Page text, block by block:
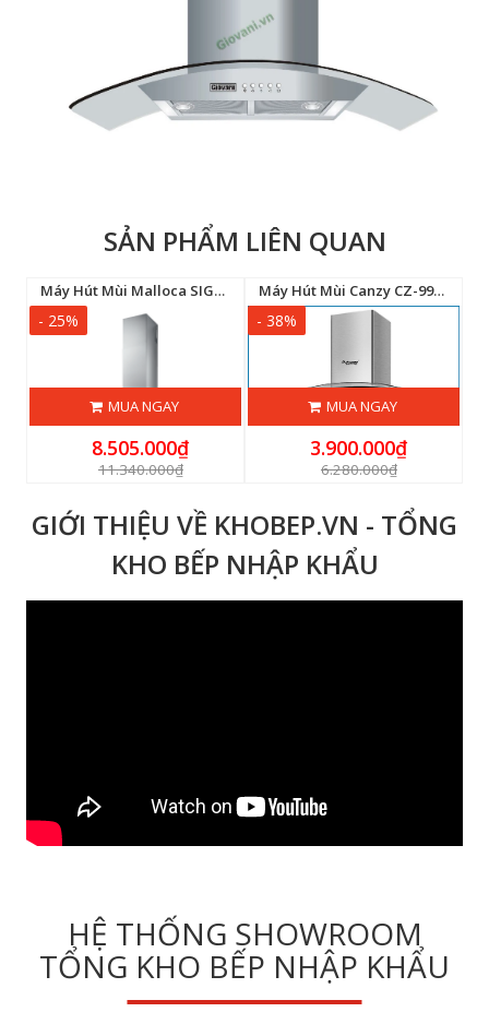
SẢN PHẨM LIÊN QUAN
Máy Hút Mùi Malloca SIGMA K820T
- 25%
MUA NGAY
8.505.000₫
11.340.000₫
Máy Hút Mùi Canzy CZ-9970S
- 38%
MUA NGAY
3.900.000₫
6.280.000₫
GIỚI THIỆU VỀ KHOBEP.VN - TỔNG
KHO BẾP NHẬP KHẨU
HỆ THỐNG SHOWROOM
TỔNG KHO BẾP NHẬP KHẨU